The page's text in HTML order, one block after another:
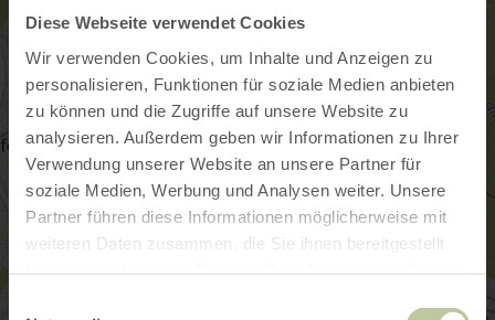
Diese Webseite verwendet Cookies
Wir verwenden Cookies, um Inhalte und Anzeigen zu
personalisieren, Funktionen für soziale Medien anbieten
zu können und die Zugriffe auf unsere Website zu
analysieren. Außerdem geben wir Informationen zu Ihrer
Verwendung unserer Website an unsere Partner für
soziale Medien, Werbung und Analysen weiter. Unsere
Partner führen diese Informationen möglicherweise mit
weiteren Daten zusammen, die Sie ihnen bereitgestellt